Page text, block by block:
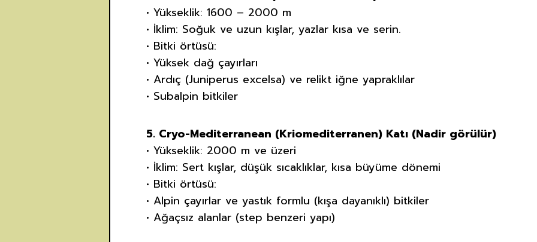
• Yükseklik: 1600 – 2000 m
• İklim: Soğuk ve uzun kışlar, yazlar kısa ve serin.
• Bitki örtüsü:
• Yüksek dağ çayırları
• Ardıç (Juniperus excelsa) ve relikt iğne yapraklılar
• Subalpin bitkiler
5. Cryo-Mediterranean (Kriomediterranen) Katı (Nadir görülür)
• Yükseklik: 2000 m ve üzeri
• İklim: Sert kışlar, düşük sıcaklıklar, kısa büyüme dönemi
• Bitki örtüsü:
• Alpin çayırlar ve yastık formlu (kışa dayanıklı) bitkiler
• Ağaçsız alanlar (step benzeri yapı)